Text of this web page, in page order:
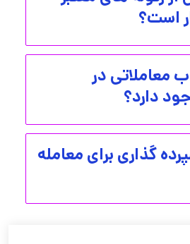
است؟
معاملاتی در
دارد؟
گذاری برای معامله